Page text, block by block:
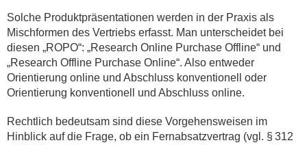
Solche Produktpräsentationen werden in der Praxis als
Mischformen des Vertriebs erfasst. Man unterscheidet bei
diesen „ROPO“: „Research Online Purchase Offline“ und
„Research Offline Purchase Online“. Also entweder
Orientierung online und Abschluss konventionell oder
Orientierung konventionell und Abschluss online.
Rechtlich bedeutsam sind diese Vorgehensweisen im
Hinblick auf die Frage, ob ein Fernabsatzvertrag (vgl. § 312